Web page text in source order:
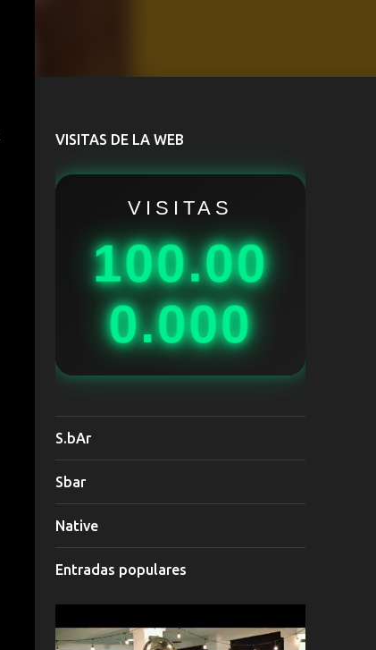
VISITAS DE LA WEB
VISITAS
100.00
0.000
S.bAr
Sbar
Native
Entradas populares